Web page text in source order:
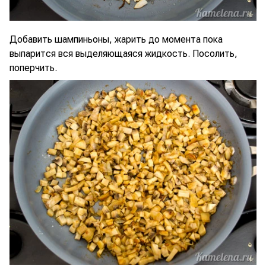
Добавить шампиньоны, жарить до момента пока
выпарится вся выделяющаяся жидкость. Посолить,
поперчить.